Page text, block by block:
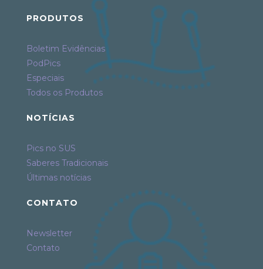
PRODUTOS
Boletim Evidências
PodPics
Especiais
Todos os Produtos
NOTÍCIAS
Pics no SUS
Saberes Tradicionais
Últimas notícias
CONTATO
Newsletter
Contato